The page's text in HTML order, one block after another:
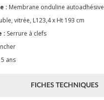
: Membrane onduline autoadhésive
vitrée, L123,4 x Ht 193 cm
: Serrure à clefs
5 ans
FICHES TECHNIQUES